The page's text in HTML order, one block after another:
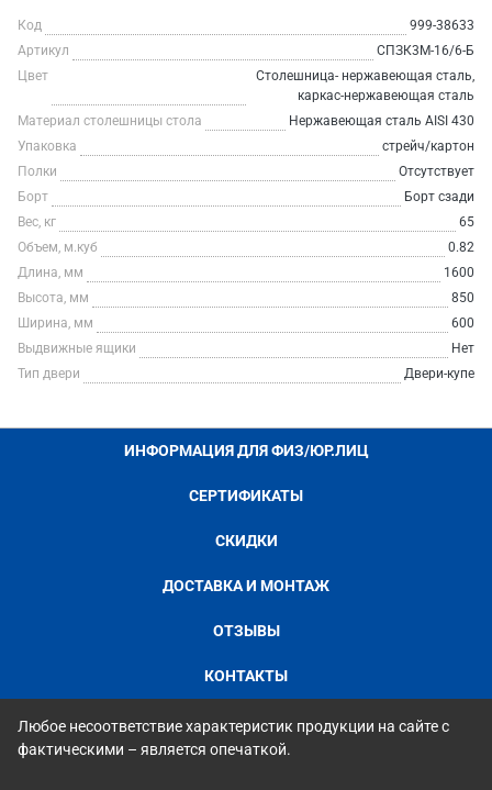
Код
999-38633
Артикул
СПЗК3М-16/6-Б
Цвет
Столешница- нержавеющая сталь,
каркас-нержавеющая сталь
Материал столешницы стола
Нержавеющая сталь AISI 430
Упаковка
стрейч/картон
Полки
Отсутствует
Борт
Борт сзади
Вес, кг
65
Объем, м.куб
0.82
Длина, мм
1600
Высота, мм
850
Ширина, мм
600
Выдвижные ящики
Нет
Тип двери
Двери-купе
ИНФОРМАЦИЯ ДЛЯ ФИЗ/ЮР.ЛИЦ
СЕРТИФИКАТЫ
СКИДКИ
ДОСТАВКА И МОНТАЖ
ОТЗЫВЫ
КОНТАКТЫ
Любое несоответствие характеристик продукции на сайте с
фактическими – является опечаткой.